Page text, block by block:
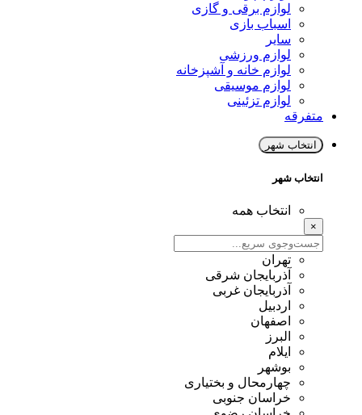
لوازم برقی و گازی
اسباب بازی
سایر
لوازم ورزشی
لوازم خانه و آشپزخانه
لوازم موسیقی
لوازم تزئینی
متفرقه
انتخاب شهر
انتخاب شهر
انتخاب همه
×
تهران
آذربایجان شرقی
آذربایجان غربی
اردبیل
اصفهان
البرز
ایلام
بوشهر
چهارمحال و بختیاری
خراسان جنوبی